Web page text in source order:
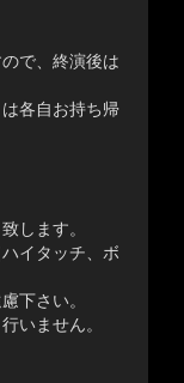
で、終演後は
各自お持ち帰
します。
イタッチ、ボ
下さい。
いません。